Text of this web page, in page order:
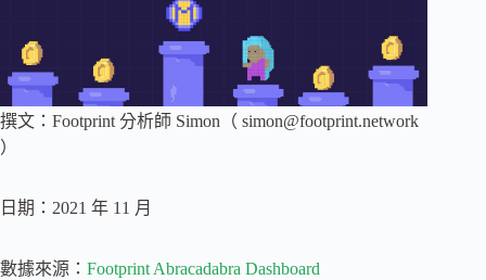
撰文：Footprint 分析師 Simon（ simon@footprint.network
）
日期：2021 年 11 月
數據來源： Footprint Abracadabra Dashboard